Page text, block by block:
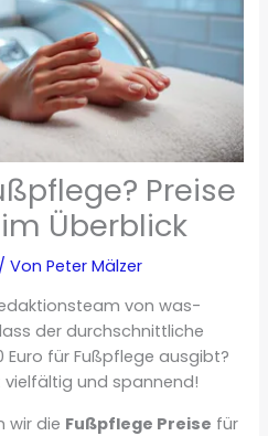
Preise
Überblick
/ VonPeter Mälzer
von was-
der durchschnittliche
Euro für Fußpflege ausgibt?
vielfältig und spannend!
wir die Fußpflege Preise für